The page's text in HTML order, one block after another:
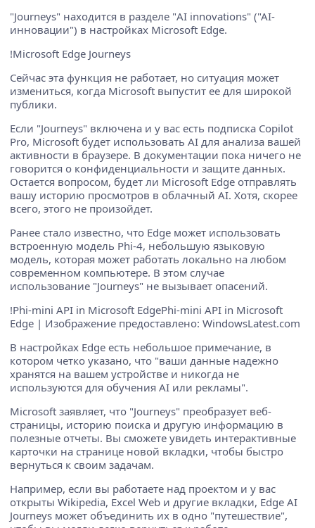
"Journeys" находится в разделе "AI innovations" ("AI-
инновации") в настройках Microsoft Edge.
!Microsoft Edge Journeys
Сейчас эта функция не работает, но ситуация может
измениться, когда Microsoft выпустит ее для широкой
публики.
Если "Journeys" включена и у вас есть подписка Copilot
Pro, Microsoft будет использовать AI для анализа вашей
активности в браузере. В документации пока ничего не
говорится о конфиденциальности и защите данных.
Остается вопросом, будет ли Microsoft Edge отправлять
вашу историю просмотров в облачный AI. Хотя, скорее
всего, этого не произойдет.
Ранее стало известно, что Edge может использовать
встроенную модель Phi-4, небольшую языковую
модель, которая может работать локально на любом
современном компьютере. В этом случае
использование "Journeys" не вызывает опасений.
!Phi-mini API in Microsoft EdgePhi-mini API in Microsoft
Edge | Изображение предоставлено: WindowsLatest.com
В настройках Edge есть небольшое примечание, в
котором четко указано, что "ваши данные надежно
хранятся на вашем устройстве и никогда не
используются для обучения AI или рекламы".
Microsoft заявляет, что "Journeys" преобразует веб-
страницы, историю поиска и другую информацию в
полезные отчеты. Вы сможете увидеть интерактивные
карточки на странице новой вкладки, чтобы быстро
вернуться к своим задачам.
Например, если вы работаете над проектом и у вас
открыты Wikipedia, Excel Web и другие вкладки, Edge AI
Journeys может объединить их в одно "путешествие",